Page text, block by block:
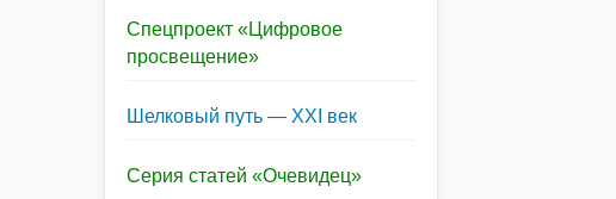
Спецпроект «Цифровое
просвещение»
Шелковый путь — XXI век
Серия статей «Очевидец»